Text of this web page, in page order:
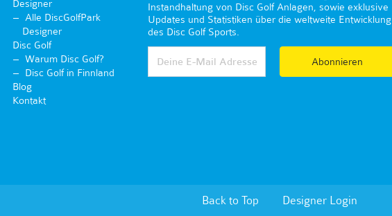
Designer
Alle DiscGolfPark
Designer
Disc Golf
Warum Disc Golf?
Disc Golf in Finnland
Blog
Kontakt
Instandhaltung von Disc Golf Anlagen, sowie exklusive
Updates und Statistiken über die weltweite Entwicklung
des Disc Golf Sports.
Abonnieren
Back to Top Designer Login